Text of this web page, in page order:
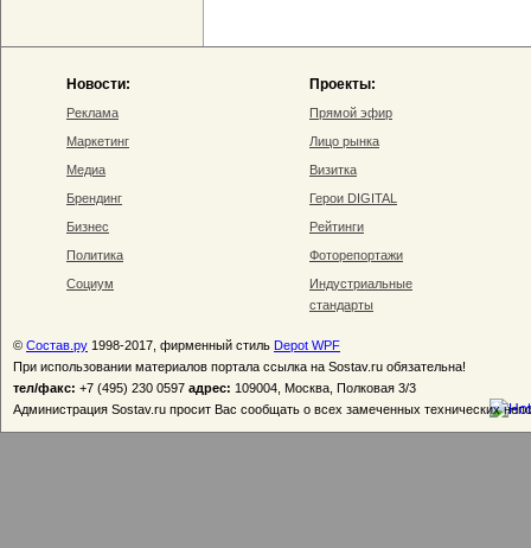
Новости:
Реклама
Маркетинг
Медиа
Брендинг
Бизнес
Политика
Социум
Проекты:
Прямой эфир
Лицо рынка
Визитка
Герои DIGITAL
Рейтинги
Фоторепортажи
Индустриальные
стандарты
© Состав.ру 1998-2017, фирменный стиль Depot WPF
При использовании материалов портала ссылка на Sostav.ru обязательна!
тел/факс: +7 (495) 230 0597 адрес: 109004, Москва, Полковая 3/3
Администрация Sostav.ru просит Вас сообщать о всех замеченных технических